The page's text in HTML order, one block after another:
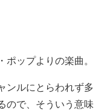
ポップよりの楽曲。
ンルにとらわれず多
ので、そういう意味